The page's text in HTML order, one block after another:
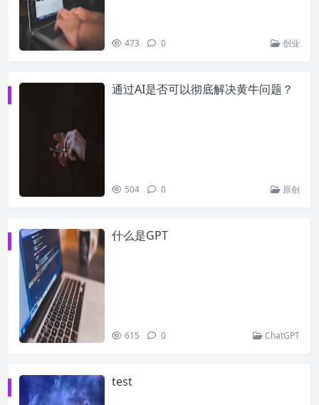
473 0 创业
通过AI是否可以彻底解决黄牛问题？
504 0 原创
什么是GPT
615 0 ChatGPT
test